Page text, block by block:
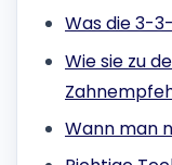
Was die 3-
Wie sie zu
Wann man